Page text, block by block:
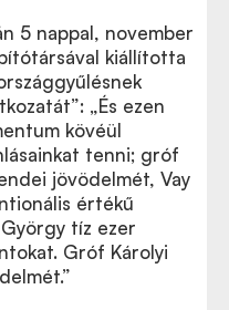
5 nappal, november
kiállította
„És ezen
kövéül
tenni; gróf
jövödelmét, Vay
értékű
tíz ezer
Gróf Károlyi